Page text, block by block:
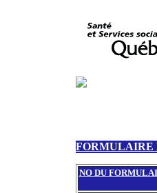
FORMULAIRE
NO DU